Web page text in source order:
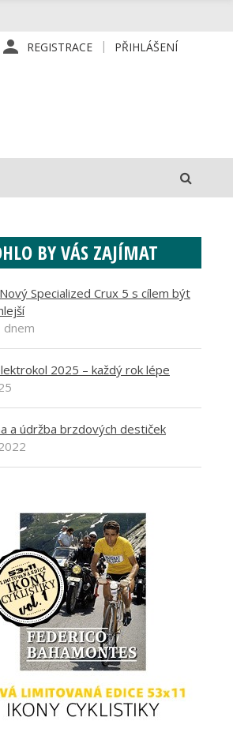
REGISTRACE PŘIHLÁŠENÍ
BY VÁS ZAJÍMAT
Specialized Crux 5 s cílem být
dnem
2025 – každý rok lépe
a údržba brzdových destiček